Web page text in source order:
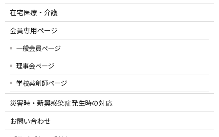
在宅医療・介護
会員専用ページ
一般会員ページ
理事会ページ
学校薬剤師ページ
災害時・新興感染症発生時の対応
お問い合わせ